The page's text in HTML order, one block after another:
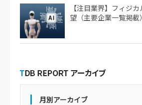
【注目業界】フィジ
望（主要企業一覧掲載）
月別アーカイブ